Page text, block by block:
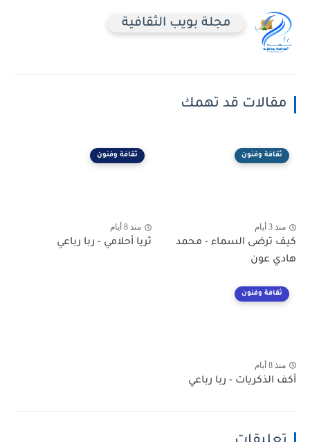
مجلة بويب الثقافية
مقالات قد تهمك
ثقافة وفنون
منذ 3 أيام
كيف ترضى السماء - محمد
هادي عون
ثقافة وفنون
منذ 8 أيام
ثريا أحلامي - ربا رباعي
ثقافة وفنون
منذ 8 أيام
أكف الذكريات - ربا رباعي